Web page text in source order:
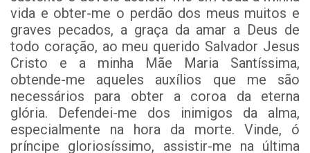
vida e obter-me o perdão dos meus muitos e
graves pecados, a graça da amar a Deus de
todo coração, ao meu querido Salvador Jesus
Cristo e a minha Mãe Maria Santíssima,
obtende-me aqueles auxílios que me são
necessários para obter a coroa da eterna
glória. Defendei-me dos inimigos da alma,
especialmente na hora da morte. Vinde, ó
príncipe gloriosíssimo, assistir-me na última